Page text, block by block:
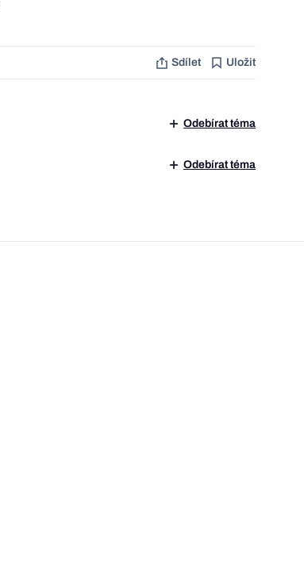
Sdílet Uložit
Odebírat téma
Odebírat téma